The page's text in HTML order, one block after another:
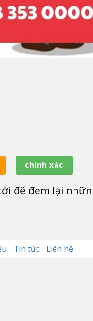
chính xác
để đem lại
Tin tức Liên hệ